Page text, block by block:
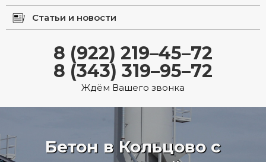
Статьи и новости
8 (922) 219–45–72
8 (343) 319–95–72
Ждём Вашего звонка
Бетон в Кольцово с